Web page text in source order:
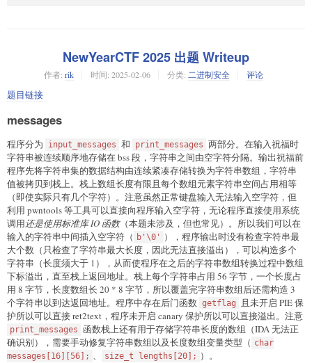
NewYearCTF 2025 出题 Writeup
作者: rik 时间: 2025-02-06 分类: 二进制安全 评论
题目链接
messages
程序分为 input_messages 和 print_messages 两部分。在输入祝福时
字符串被连续顺序地存储在 bss 段，字符串之间由空字符分隔。输出祝福前
程序先将字符串集的数据结构由连续紧凑存储转换为字符串数组，字符串
值被拷贝到栈上。栈上数组长度有限且每个数组元素字符串空间占用相等
（即使实际只有几个字符）。注意虽然正常键盘输入无法输入空字符，但
利用 pwntools 等工具可以直接向程序输入空字符，无论程序直接使用系统
调用还是使用标准库 IO 函数（本题未涉及，但也常见）。所以我们可以在
输入的字符串中间插入空字符（ b'\0'
），程序输出时没有检查字符串最
大个数（只检查了字符串最大长度，因此无法直接溢出），可以构造多个
字符串（长度须大于 1），从而使程序在之后的字符串数组转换过程中数组
下标溢出，直至栈上返回地址。栈上每个字符串占用 56 字节，一个长度占
用 8 字节，长度数组长 20 * 8 字节，所以覆盖完字符串数组后还需构造 3
个字符串以到达返回地址。程序中存在后门函数 getflag
且未开启 PIE 保
护所以可以直接 ret2text，程序未开启 canary 保护所以可以直接溢出。注意
print_messages 函数栈上还有用于存储字符串长度的数组（IDA 无法正
确识别），需要手动修复字符串数组以及长度数组变量类型（ char
messages[16][56]; 、 size_t lengths[20]; ）。